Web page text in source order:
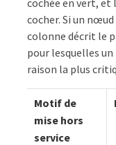
cocher. Si un
colonne décrit le
pour lesquelles
raison la plus
Motif de
mise hors
service